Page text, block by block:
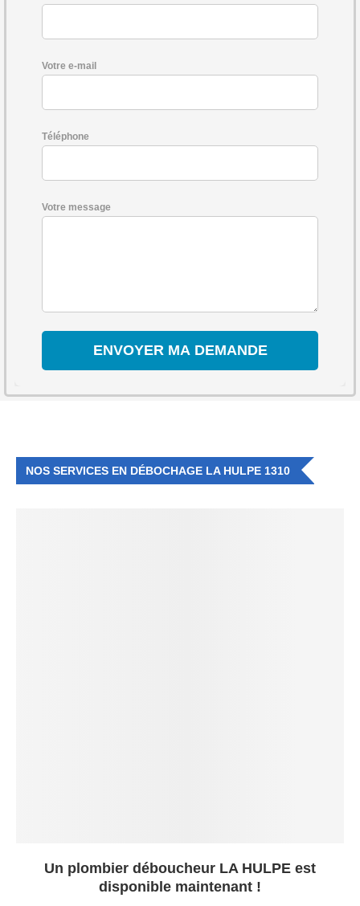
Votre e-mail
Téléphone
Votre message
NOS SERVICES EN DÉBOCHAGE LA HULPE 1310
Un plombier déboucheur LA HULPE est
disponible maintenant !